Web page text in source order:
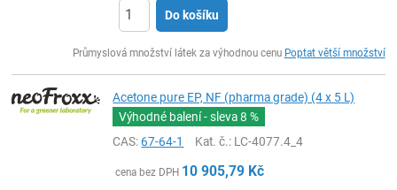
Do košíku
Průmyslová množství látek za výhodnou cenu Poptat větší množství
Acetone pure EP, NF (pharma grade) (4 x 5 L)
Výhodné balení - sleva8 %
CAS:67-64-1 Kat. č.: LC-4077.4_4
cena bez DPH 10 905,79 Kč